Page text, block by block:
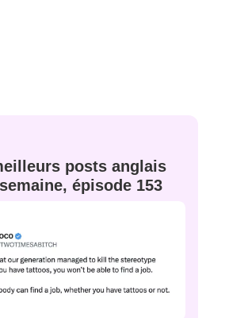
posts anglais
épisode 153
PSEUDO
?
propre